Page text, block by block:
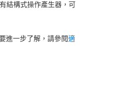
結構式操作產生器，可
進一步了解，請參閱適